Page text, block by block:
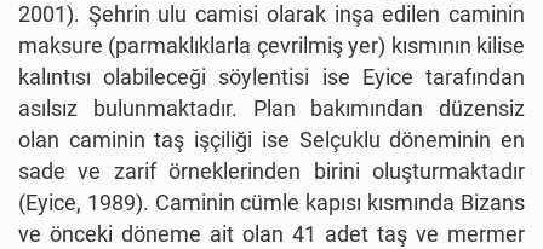
2001). Şehrin ulu camisi olarak inşa edilen caminin
maksure (parmaklıklarla çevrilmiş yer) kısmının kilise
kalıntısı olabileceği söylentisi ise Eyice tarafından
asılsız bulunmaktadır. Plan bakımından düzensiz
olan caminin taş işçiliği ise Selçuklu döneminin en
sade ve zarif örneklerinden birini oluşturmaktadır
(Eyice, 1989). Caminin cümle kapısı kısmında Bizans
ve önceki döneme ait olan 41 adet taş ve mermer